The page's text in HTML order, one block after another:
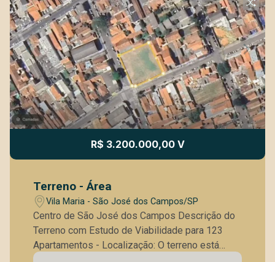
R$ 3.200.000,00 V
Terreno - Área
Vila Maria - São José dos Campos/SP
Centro de São José dos Campos Descrição do
Terreno com Estudo de Viabilidade para 123
Apartamentos - Localização: O terreno está